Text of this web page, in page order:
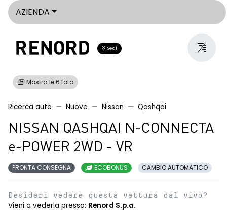
AZIENDA
Sedi
Mostra le 6 foto
Ricerca auto Nuove Nissan Qashqai
NISSAN QASHQAI N-CONNECTA
e-POWER 2WD - VR
PRONTA CONSEGNA ECOBONUS CAMBIO AUTOMATICO
Desideri vedere questa vettura dal vivo?
Vieni a vederla presso: Renord S.p.a.